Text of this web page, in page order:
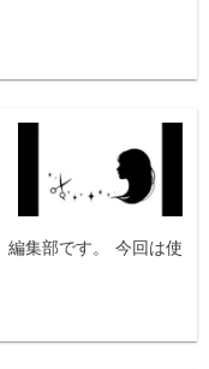
編集部です。 今回は使